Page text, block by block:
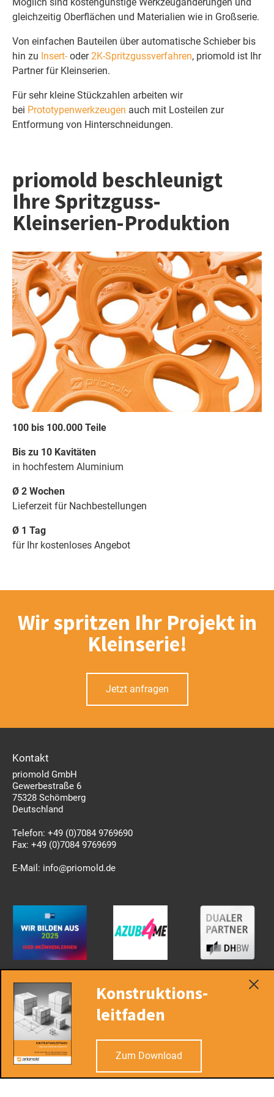
Konstruktions-
leitfaden
Zum Download
gleichzeitig Oberflächen und Materialien wie in Großserie.
Von einfachen Bauteilen über automatische Schieber bis
hin zu Insert- oder2K-Spritzgussverfahren, priomold ist Ihr
Partner für Kleinserien.
Für sehr kleine Stückzahlen arbeiten wir
bei Prototypenwerkzeugen auch mit Losteilen zur
Entformung von Hinterschneidungen.
priomold beschleunigt
Ihre Spritzguss-
Kleinserien-Produktion
100 bis 100.000 Teile
Bis zu 10 Kavitäten
in hochfestem Aluminium
Ø 2 Wochen
Lieferzeit für Nachbestellungen
Ø 1 Tag
für Ihr kostenloses Angebot
Wir spritzen Ihr Projekt in
Kleinserie!
Jetzt anfragen
Kontakt
priomold GmbH
Gewerbestraße 6
75328 Schömberg
Deutschland
Telefon: +49 (0)7084 9769690
Fax: +49 (0)7084 9769699
E-Mail: info@priomold.de
Rechtliches
Datenschutz
Hinweisgeberschutz
AGB
Nützliches
Karriere
Anfrage
FAQ